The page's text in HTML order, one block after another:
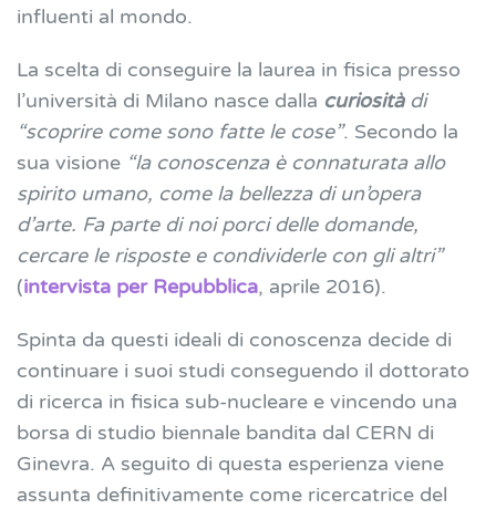
influenti al mondo.
La scelta di conseguire la laurea in fisica presso
l’università di Milano nasce dalla curiosità di
“scoprire come sono fatte le cose”. Secondo la
sua visione “la conoscenza è connaturata allo
spirito umano, come la bellezza di un’opera
d’arte. Fa parte di noi porci delle domande,
cercare le risposte e condividerle con gli altri”
(intervista per Repubblica, aprile 2016).
Spinta da questi ideali di conoscenza decide di
continuare i suoi studi conseguendo il dottorato
di ricerca in fisica sub-nucleare e vincendo una
borsa di studio biennale bandita dal CERN di
Ginevra. A seguito di questa esperienza viene
assunta definitivamente come ricercatrice del